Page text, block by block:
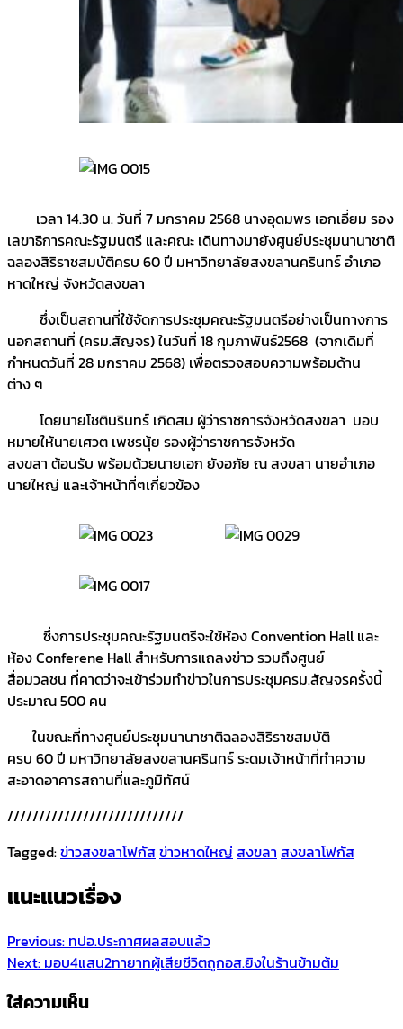
เวลา 14.30 น. วันที่ 7 มกราคม 2568 นางอุดมพร เอกเอี่ยม รอง
เลขาธิการคณะรัฐมนตรี และคณะ เดินทางมายังศูนย์ประชุมนานาชาติ
ฉลองสิริราชสมบัติครบ 60 ปี มหาวิทยาลัยสงขลานครินทร์ อำเภอ
หาดใหญ่ จังหวัดสงขลา
ซึ่งเป็นสถานที่ใช้จัดการประชุมคณะรัฐมนตรีอย่างเป็นทางการ
นอกสถานที่ (ครม.สัญจร) ในวันที่ 18 กุมภาพันธ์2568 (จากเดิมที่
กำหนดวันที่ 28 มกราคม 2568) เพื่อตรวจสอบความพร้อมด้าน
ต่าง ๆ
โดยนายโชตินรินทร์ เกิดสม ผู้ว่าราชการจังหวัดสงขลา มอบ
หมายให้นายเศวต เพชรนุ้ย รองผู้ว่าราชการจังหวัด
สงขลา ต้อนรับ พร้อมด้วยนายเอก ยังอภัย ณ สงขลา นายอำเภอ
นายใหญ่ และเจ้าหน้าที่ๆเกี่ยวข้อง
ซึ่งการประชุมคณะรัฐมนตรีจะใช้ห้อง Convention Hall และ
ห้อง Conferene Hall สำหรับการแถลงข่าว รวมถึงศูนย์
สื่อมวลชน ที่คาดว่าจะเข้าร่วมทำข่าวในการประชุมครม.สัญจรครั้งนี้
ประมาณ 500 คน
ในขณะที่ทางศูนย์ประชุมนานาชาติฉลองสิริราชสมบัติ
ครบ 60 ปี มหาวิทยาลัยสงขลานครินทร์ ระดมเจ้าหน้าที่ทำความ
สะอาดอาคารสถานที่และภูมิทัศน์
////////////////////////////
Tagged:ข่าวสงขลาโฟกัสข่าวหาดใหญ่ สงขลา สงขลาโฟกัส
แนะแนวเรื่อง
Previous: ทปอ.ประกาศผลสอบแล้ว
Next: มอบ4แสน2ทายาทผู้เสียชีวิตถูกอส.ยิงในร้านข้ามต้ม
ใส่ความเห็น